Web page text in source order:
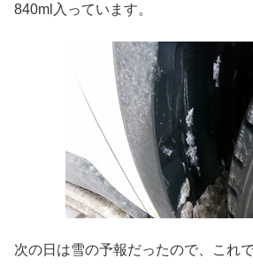
840ml入っています。
次の日は雪の予報だったので、これ